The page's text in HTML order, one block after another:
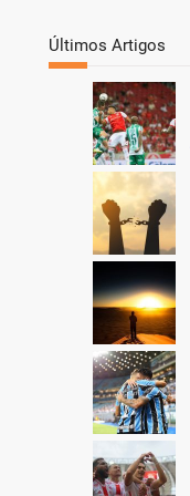
Últimos Artigos